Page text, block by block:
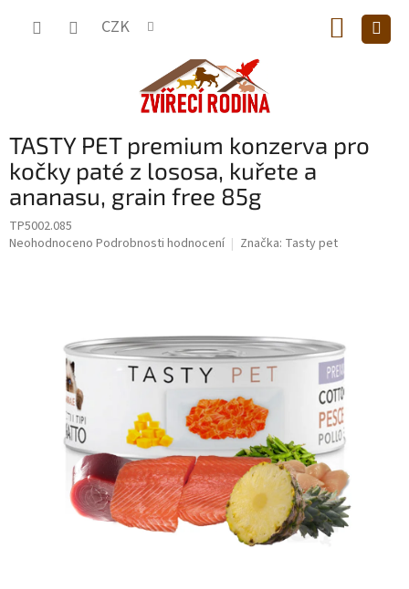
CZK
KOŠÍK
TASTY PET premium konzerva pro
kočky paté z lososa, kuřete a
ananasu, grain free 85g
TP5002.085
Průměrné
hvězdiček.
Neohodnoceno Podrobnosti hodnocení Značka: Tasty pet